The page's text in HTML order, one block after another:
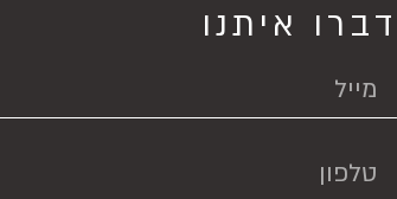
דברו איתנו